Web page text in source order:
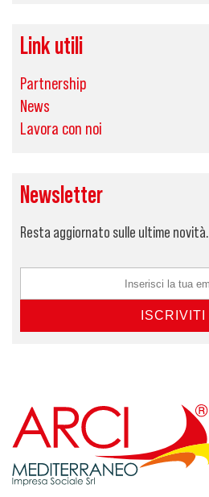
Link utili
Partnership
News
Lavora con noi
Newsletter
Resta aggiornato sulle ultime novità.